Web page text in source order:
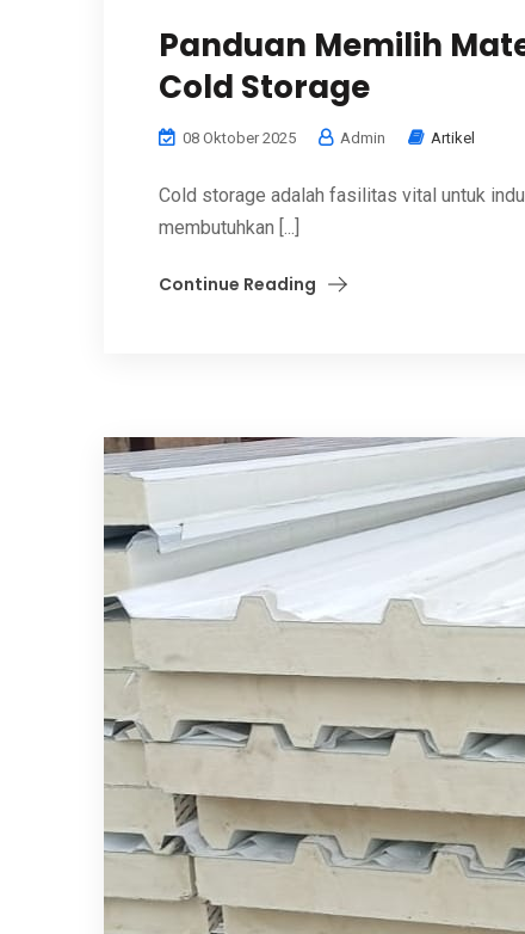
Panduan Memilih
Cold Storage
08 Oktober 2025 Admin Artikel
Cold storage adalah fasilitas vital untuk
membutuhkan [...]
Continue Reading